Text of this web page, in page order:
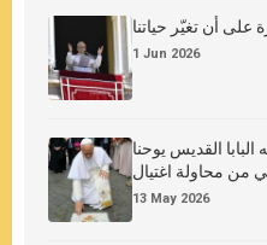
على أن تغيّر حياتنا
1 Jun 2026
البابا القديس يوحنا
من محاولة اغتيال
13 May 2026